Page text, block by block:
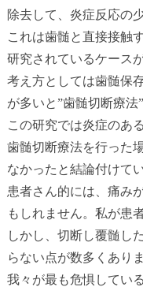
除去して、炎症反応の
これは歯髄と直接接触
研究されているケース
考え方としては歯髄保
が多いと”歯髄切断療法
この研究では炎症のあ
歯髄切断療法を行った
なかったと結論付けて
患者さん的には、痛み
もしれません。私が患
しかし、切断し覆髄し
らない点が数多くありま
我々が最も危惧してい